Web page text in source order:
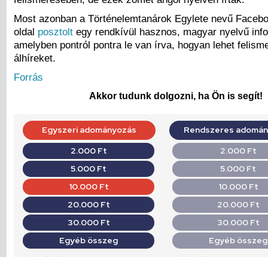
Most azonban a Történelemtanárok Egylete nevű
oldal posztolt egy rendkívül hasznos, magyar nyelvű
amelyben pontról pontra le van írva, hogyan lehet
álhíreket.
Forrás
Akkor tudunk dolgozni, ha Ön is segít!